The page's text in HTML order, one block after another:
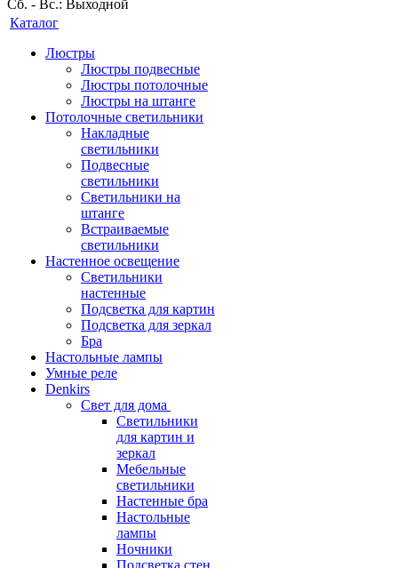
Сб. - Вс.: Выходной
Каталог
Люстры
Люстры подвесные
Люстры потолочные
Люстры на штанге
Потолочные светильники
Накладные
светильники
Подвесные
светильники
Светильники на
штанге
Встраиваемые
светильники
Настенное освещение
Светильники
настенные
Подсветка для картин
Подсветка для зеркал
Бра
Настольные лампы
Умные реле
Denkirs
Свет для дома
Светильники
для картин и
зеркал
Мебельные
светильники
Настенные бра
Настольные
лампы
Ночники
Подсветка стен